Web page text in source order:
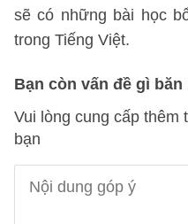
sẽ có những bài học
trong Tiếng Việt.
Bạn còn vấn đề gì băn
Vui lòng cung cấp thêm
bạn